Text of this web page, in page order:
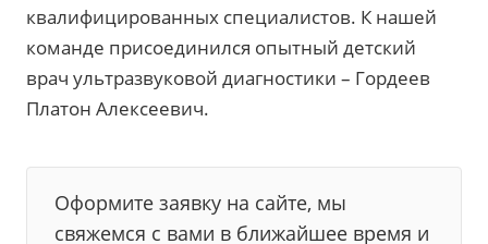
квалифицированных специалистов. К нашей
команде присоединился опытный детский
врач ультразвуковой диагностики – Гордеев
Платон Алексеевич.
Оформите заявку на сайте, мы
свяжемся с вами в ближайшее время и